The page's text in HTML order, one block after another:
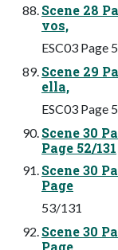
Scene 28
vos,
ESC03 Page
Scene 29
ella,
ESC03 Page
Scene 30
Page 52/131
Scene 30
Page
53/131
Scene 30
Page